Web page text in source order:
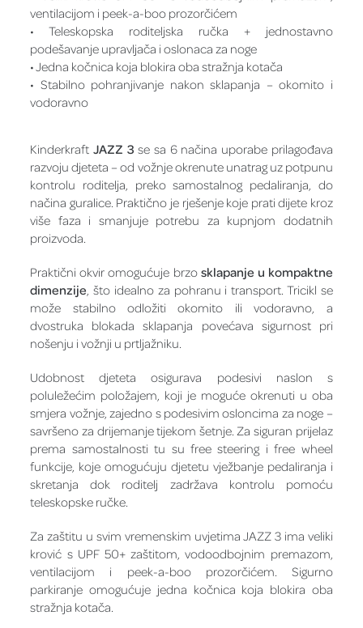
ventilacijom i peek-a-boo prozorčićem
• Teleskopska roditeljska ručka + jednostavno
podešavanje upravljača i oslonaca za noge
• Jedna kočnica koja blokira oba stražnja kotača
• Stabilno pohranjivanje nakon sklapanja – okomito i
vodoravno
KinderkraftJAZZ 3 se sa 6 načina uporabe prilagođava
razvoju djeteta – od vožnje okrenute unatrag uz potpunu
kontrolu roditelja, preko samostalnog pedaliranja, do
načina guralice. Praktično je rješenje koje prati dijete kroz
više faza i smanjuje potrebu za kupnjom dodatnih
proizvoda.
Praktični okvir omogućuje brzo sklapanje u kompaktne
dimenzije, što idealno za pohranu i transport. Tricikl se
može stabilno odložiti okomito ili vodoravno, a
dvostruka blokada sklapanja povećava sigurnost pri
nošenju i vožnji u prtljažniku.
Udobnost djeteta osigurava podesivi naslon s
poluležećim položajem, koji je moguće okrenuti u oba
smjera vožnje, zajedno s podesivim osloncima za noge –
savršeno za drijemanje tijekom šetnje. Za siguran prijelaz
prema samostalnosti tu su free steering i free wheel
funkcije, koje omogućuju djetetu vježbanje pedaliranja i
skretanja dok roditelj zadržava kontrolu pomoću
teleskopske ručke.
Za zaštitu u svim vremenskim uvjetima JAZZ 3 ima veliki
krović s UPF 50+ zaštitom, vodoodbojnim premazom,
ventilacijom i peek-a-boo prozorčićem. Sigurno
parkiranje omogućuje jedna kočnica koja blokira oba
stražnja kotača.